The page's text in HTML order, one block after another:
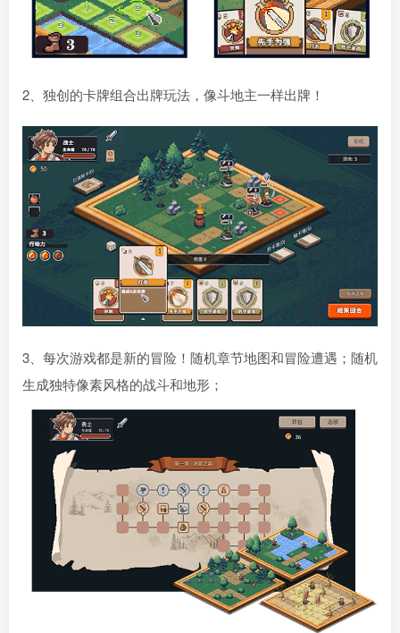
2、独创的卡牌组合出牌玩法，像斗地主一样出牌！
3、每次游戏都是新的冒险！随机章节地图和冒险遭遇；随机
生成独特像素风格的战斗和地形；